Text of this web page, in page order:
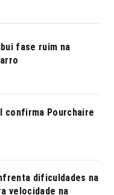
fase ruim na
confirma Pourchaire
dificuldades na
velocidade na